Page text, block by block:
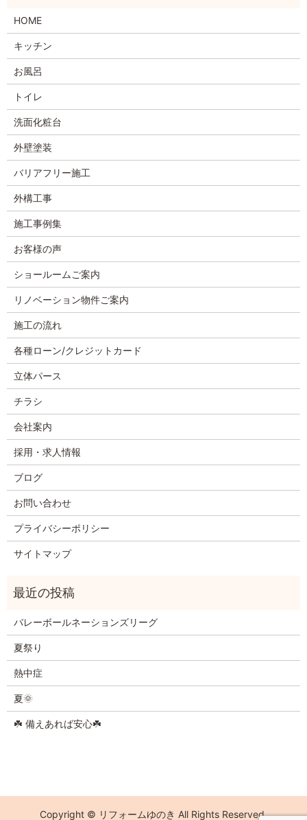
HOME
キッチン
お風呂
トイレ
洗面化粧台
外壁塗装
バリアフリー施工
外構工事
施工事例集
お客様の声
ショールームご案内
リノベーション物件ご案内
施工の流れ
各種ローン/クレジットカード
立体パース
チラシ
会社案内
採用・求人情報
ブログ
お問い合わせ
プライバシーポリシー
サイトマップ
バレーボールネーションズリーグ
夏祭り
熱中症
夏🌞
☘️ 備えあれば安心☘️
Copyright © リフォームゆのき All Rights Reserved.